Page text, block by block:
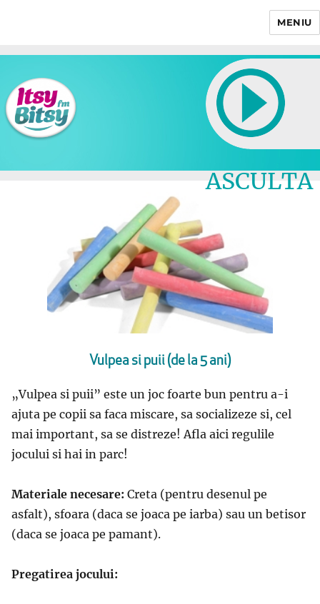
MENIU
ASCULTA
Vulpea si puii (de la 5 ani)
„Vulpea si puii” este un joc foarte bun pentru a-i
ajuta pe copii sa faca miscare, sa socializeze si, cel
mai important, sa se distreze! Afla aici regulile
jocului si hai in parc!
Materiale necesare: Creta (pentru desenul pe
asfalt), sfoara (daca se joaca pe iarba) sau un betisor
(daca se joaca pe pamant).
Pregatirea jocului: